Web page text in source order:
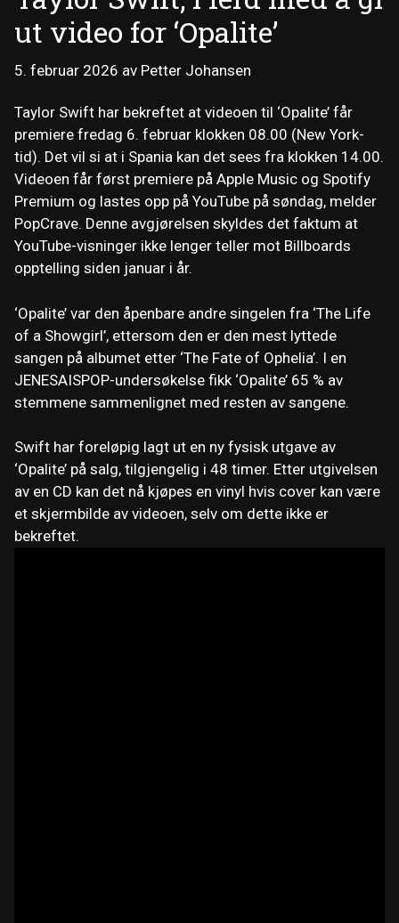
ut video for ‘Opalite’
5. februar 2026 av Petter Johansen
Taylor Swift har bekreftet at videoen til ‘Opalite’ får
premiere fredag ​​6. februar klokken 08.00 (New York-
tid). Det vil si at i Spania kan det sees fra klokken 14.00.
Videoen får først premiere på Apple Music og Spotify
Premium og lastes opp på YouTube på søndag, melder
PopCrave. Denne avgjørelsen skyldes det faktum at
YouTube-visninger ikke lenger teller mot Billboards
opptelling siden januar i år.
‘Opalite’ var den åpenbare andre singelen fra ‘The Life
of a Showgirl’, ettersom den er den mest lyttede
sangen på albumet etter ‘The Fate of Ophelia’. I en
JENESAISPOP-undersøkelse fikk ‘Opalite’ 65 % av
stemmene sammenlignet med resten av sangene.
Swift har foreløpig lagt ut en ny fysisk utgave av
‘Opalite’ på salg, tilgjengelig i 48 timer. Etter utgivelsen
av en CD kan det nå kjøpes en vinyl hvis cover kan være
et skjermbilde av videoen, selv om dette ikke er
bekreftet.